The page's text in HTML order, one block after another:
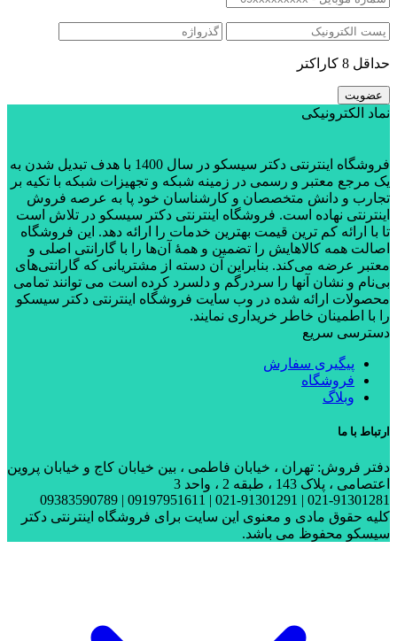
حداقل 8 کاراکتر
نماد الکترونیکی
فروشگاه اینترنتی دکتر سیسکو در سال 1400 با هدف تبدیل شدن به
یک مرجع معتبر و رسمی در زمینه شبکه و تجهیزات شبکه با تکیه بر
تجارب و دانش متخصصان و کارشناسان خود پا به عرصه فروش
اینترنتی نهاده است. فروشگاه اینترنتی دکتر سیسکو در تلاش است
تا با ارائه کم ترین قیمت بهترین خدمات را ارائه دهد. این فروشگاه
اصالت همه کالاهایش را تضمین و همۀ آن‌ها را با گارانتی اصلی و
معتبر عرضه می‌کند. بنابراین آن دسته از مشتریانی که گارانتی‌های
بی‌نام و نشان آنها را سردرگم و دلسرد کرده است می توانند تمامی
محصولات ارائه شده در وب سایت فروشگاه اینترنتی دکتر سیسکو
را با اطمینان خاطر خریداری نمایند.
دسترسی سریع
پیگیری سفارش
فروشگاه
وبلاگ
ارتباط با ما
دفتر فروش: تهران ، خیابان فاطمی ، بین خیابان کاج و خیابان پروین
اعتصامی ، پلاک 143 ، طبقه 2 ، واحد 3
021-91301281 | 021-91301291 | 09197951611 | 09383590789
کلیه حقوق مادی و معنوی این سایت برای فروشگاه اینترنتی دکتر
سیسکو محفوظ می باشد.